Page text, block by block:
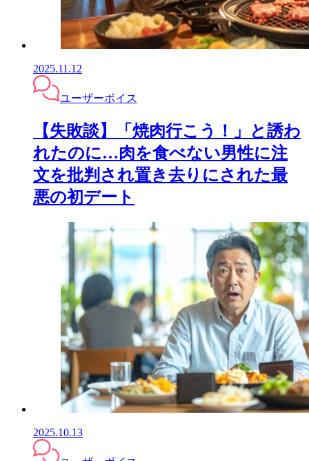
2025.11.12
ユーザーボイス
【失敗談】「焼肉行こう！」と誘わ
れたのに…肉を食べない男性に注
文を批判され置き去りにされた最
悪の初デート
2025.10.13